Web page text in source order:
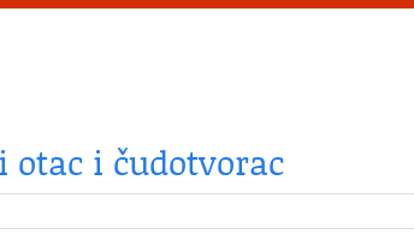
i čudotvorac